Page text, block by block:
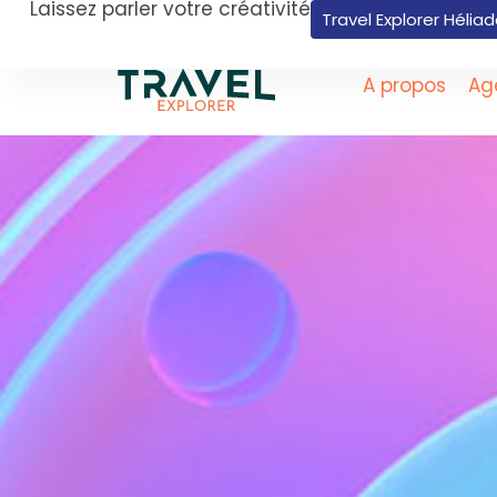
Laissez parler votre créativité Travel Explorer
A propos